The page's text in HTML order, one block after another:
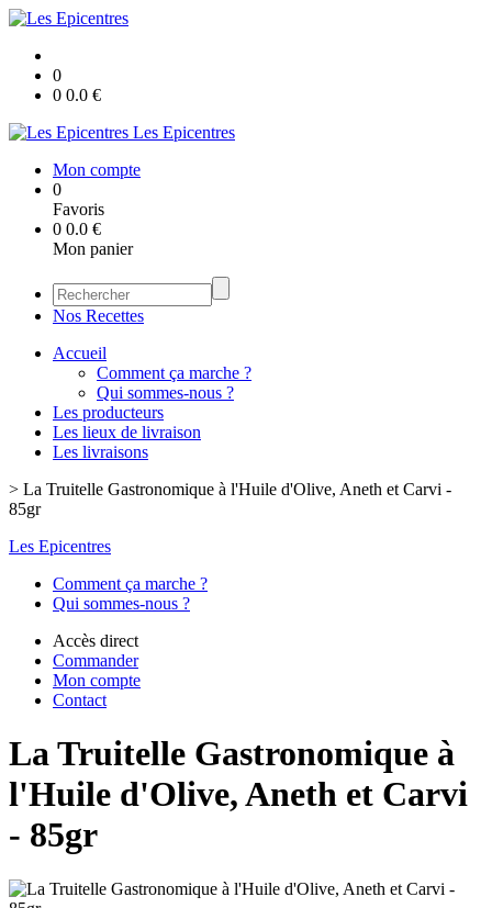
0
0 0.0 €
Les Epicentres
Mon compte
0
Favoris
0 0.0 €
Mon panier
Nos Recettes
Accueil
Comment ça marche ?
Qui sommes-nous ?
Les producteurs
Les lieux de livraison
Les livraisons
> La Truitelle Gastronomique à l'Huile d'Olive, Aneth et Carvi -
85gr
Les Epicentres
Comment ça marche ?
Qui sommes-nous ?
Accès direct
Commander
Mon compte
Contact
La Truitelle Gastronomique à
l'Huile d'Olive, Aneth et Carvi
- 85gr